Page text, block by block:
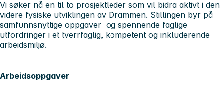
Vi søker nå en til to prosjektleder som vil bidra aktivt i den
videre fysiske utviklingen av Drammen. Stillingen byr på
samfunnsnyttige oppgaver og spennende faglige
utfordringer i et tverrfaglig, kompetent og inkluderende
arbeidsmiljø.
Arbeidsoppgaver